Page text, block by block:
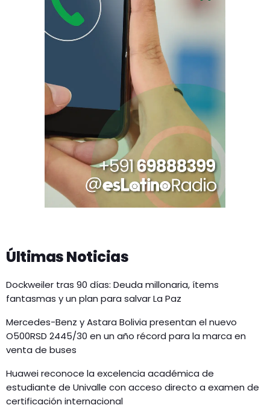
Últimas Noticias
Dockweiler tras 90 días: Deuda millonaria, ítems
fantasmas y un plan para salvar La Paz
Mercedes-Benz y Astara Bolivia presentan el nuevo
O500RSD 2445/30 en un año récord para la marca en
venta de buses
Huawei reconoce la excelencia académica de
estudiante de Univalle con acceso directo a examen de
certificación internacional